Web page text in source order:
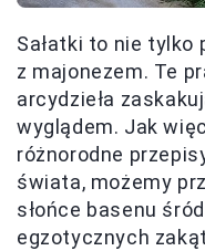
Sałatki to nie tylko
z majonezem. Te
arcydzieła
wyglądem. Jak
różnorodne
świata, możemy
słońce basenu
egzotycznych